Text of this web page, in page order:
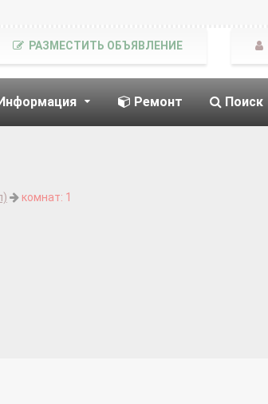
Ремонт Поиск
РАЗМЕСТИТЬ ОБЪЯВЛЕНИЕ
комнат: 1